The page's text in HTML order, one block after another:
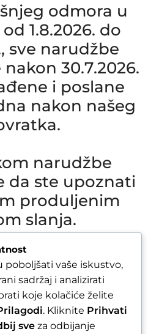
odmora u
1.8.2026. do
sve narudžbe
30.7.2026.
i poslane
nakon našeg
narudžbe
da ste upoznati
produljenim
slanja.
from 1 August 2026 to
received after 30 July
and shipped during the
our return.
you confirm that you
extended shipping
poboljšati vaše iskustvo,
sadržaj i analizirati
koje kolačiće želite
. Kliknite Prihvati
sve za odbijanje